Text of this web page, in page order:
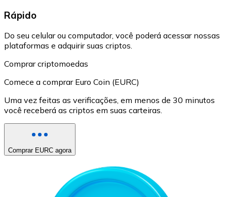
Rápido
Do seu celular ou computador, você poderá acessar nossas
plataformas e adquirir suas criptos.
Comprar criptomoedas
Comece a comprar Euro Coin (EURC)
Uma vez feitas as verificações, em menos de 30 minutos
você receberá as criptos em suas carteiras.
Comprar EURC agora